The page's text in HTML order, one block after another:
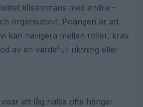
tillsammans med andra –
organisation. Poängen är att
kan navigera mellan roller, krav
av en värdefull riktning eller
att låg hälsa ofta hänger